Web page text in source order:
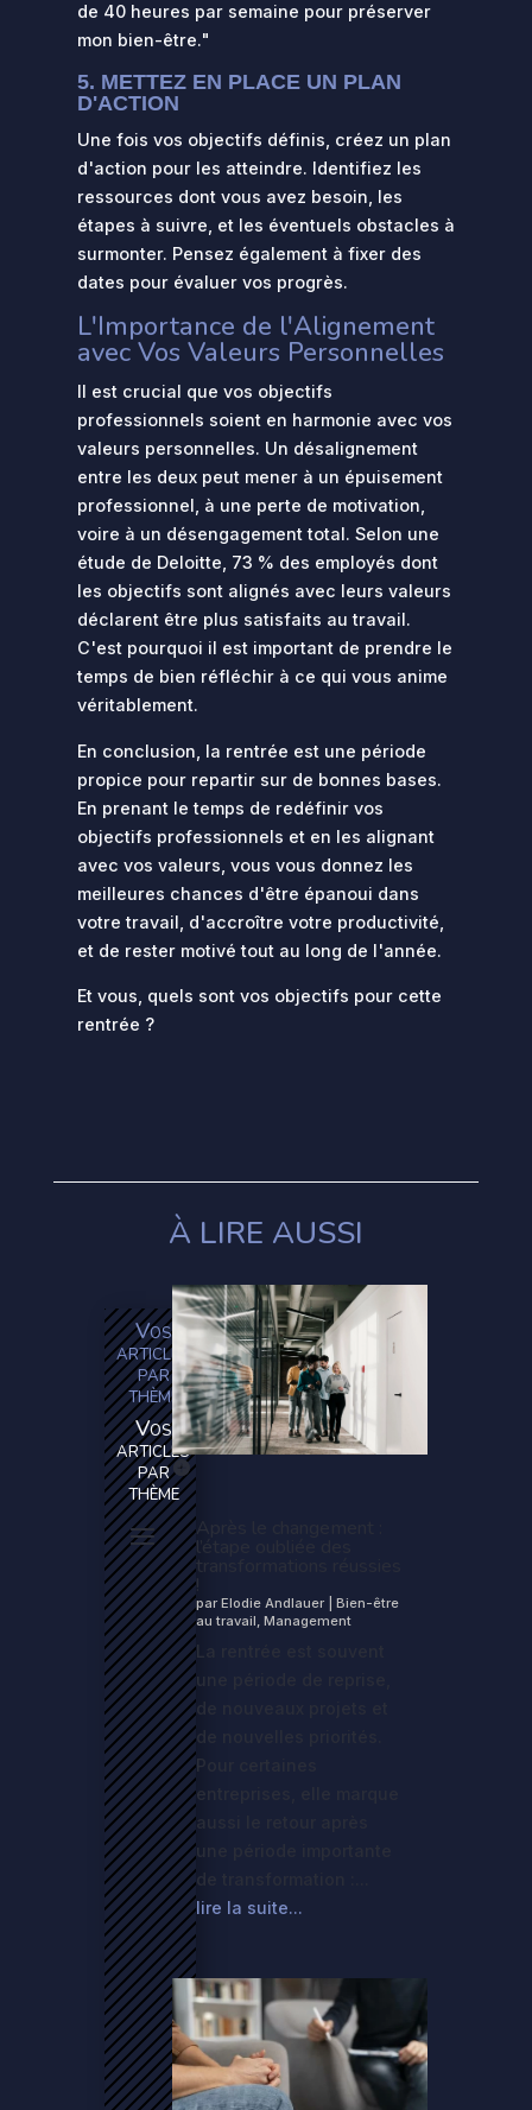
de 40 heures par semaine pour préserver
mon bien-être."
5. METTEZ EN PLACE UN PLAN
D'ACTION
Une fois vos objectifs définis, créez un plan
d'action pour les atteindre. Identifiez les
ressources dont vous avez besoin, les
étapes à suivre, et les éventuels obstacles à
surmonter. Pensez également à fixer des
dates pour évaluer vos progrès.
L'Importance de l'Alignement
avec Vos Valeurs Personnelles
Il est crucial que vos objectifs
professionnels soient en harmonie avec vos
valeurs personnelles. Un désalignement
entre les deux peut mener à un épuisement
professionnel, à une perte de motivation,
voire à un désengagement total. Selon une
étude de Deloitte, 73 % des employés dont
les objectifs sont alignés avec leurs valeurs
déclarent être plus satisfaits au travail.
C'est pourquoi il est important de prendre le
temps de bien réfléchir à ce qui vous anime
véritablement.
En conclusion, la rentrée est une période
propice pour repartir sur de bonnes bases.
En prenant le temps de redéfinir vos
objectifs professionnels et en les alignant
avec vos valeurs, vous vous donnez les
meilleures chances d'être épanoui dans
votre travail, d'accroître votre productivité,
et de rester motivé tout au long de l'année.
Et vous, quels sont vos objectifs pour cette
rentrée ?
À LIRE AUSSI
Vos
articles
par
thème
Vos
articles
par
thème
Après le changement :
transformations réussies
parElodie Andlauer |Bien-être
au travail,Management
entreprises, elle marque
lire la suite...